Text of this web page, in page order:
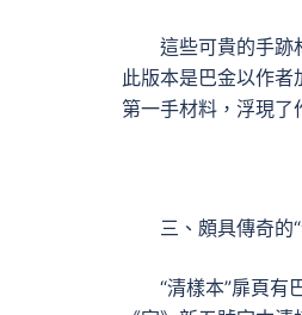
這些可貴的手跡
此版本是巴金以作
第一手材料，浮現了
三、頗具傳奇的
“清樣本”扉頁有